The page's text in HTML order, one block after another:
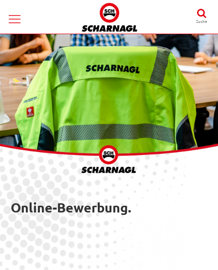
Suche
Online-Bewerbung.